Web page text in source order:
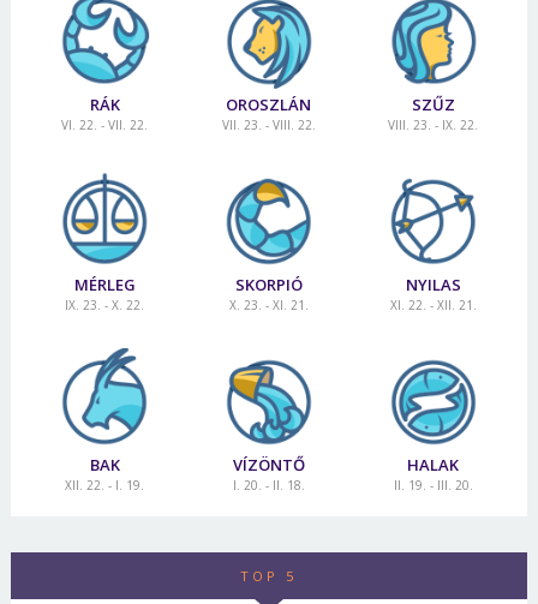
RÁK
VI. 22. - VII. 22.
OROSZLÁN
VII. 23. - VIII. 22.
SZŰZ
VIII. 23. - IX. 22.
MÉRLEG
IX. 23. - X. 22.
SKORPIÓ
X. 23. - XI. 21.
NYILAS
XI. 22. - XII. 21.
BAK
XII. 22. - I. 19.
VÍZÖNTŐ
I. 20. - II. 18.
HALAK
II. 19. - III. 20.
TOP 5